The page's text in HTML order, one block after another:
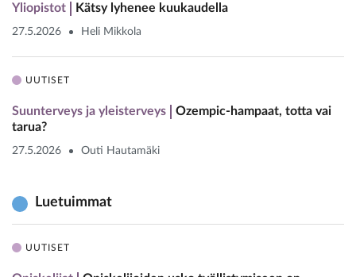
Yliopistot Kätsy lyhenee kuukaudella
27.5.2026 Heli Mikkola
UUTISET
Suunterveys ja yleisterveys
Ozempic-hampaat, totta vai
tarua?
27.5.2026 Outi Hautamäki
Luetuimmat
UUTISET